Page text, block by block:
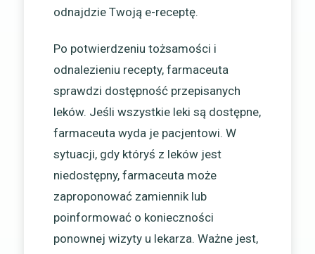
odnajdzie Twoją e-receptę.
Po potwierdzeniu tożsamości i
odnalezieniu recepty, farmaceuta
sprawdzi dostępność przepisanych
leków. Jeśli wszystkie leki są dostępne,
farmaceuta wyda je pacjentowi. W
sytuacji, gdy któryś z leków jest
niedostępny, farmaceuta może
zaproponować zamiennik lub
poinformować o konieczności
ponownej wizyty u lekarza. Ważne jest,